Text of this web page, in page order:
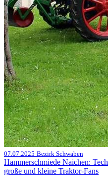
07.07.2025 Bezirk Schwaben
Hammerschmiede Naichen:
große und kleine Traktor-Fans